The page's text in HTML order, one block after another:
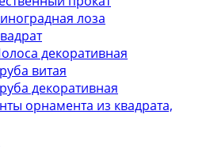
лоза
декоративная
витая
декоративная
орнамента из квадрата,